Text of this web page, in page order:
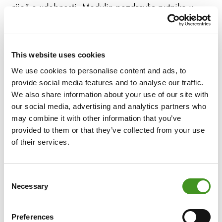
This website uses cookies
We use cookies to personalise content and ads, to
provide social media features and to analyse our traffic.
We also share information about your use of our site with
our social media, advertising and analytics partners who
may combine it with other information that you’ve
provided to them or that they’ve collected from your use
of their services.
Selection
Necessary
Preferences
riječ o udobnosti, Medulin pozdravlja putnike u
Evo nekoliko razloga zašto je Medulin atraktivno
odredište u Istri:
nalazi se samo četiri kilometra od Pomera
vozite samo osam kilometara od Medulina do
Pule
moderno turističko središte: Medulinska rivijera
ima neke od najatraktivnijih plaža u Istri -
to je odredište aktivnog odmora, uključujući
jahanje, tenis, mini golf, nogomet i još mnogo